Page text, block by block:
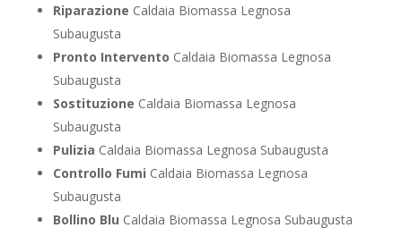
Riparazione Caldaia Biomassa Legnosa
Subaugusta
Pronto Intervento Caldaia Biomassa Legnosa
Subaugusta
Sostituzione Caldaia Biomassa Legnosa
Subaugusta
Pulizia Caldaia Biomassa Legnosa Subaugusta
Controllo Fumi Caldaia Biomassa Legnosa
Subaugusta
Bollino Blu Caldaia Biomassa Legnosa Subaugusta